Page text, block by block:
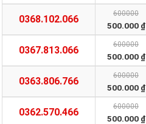
0368.102.066 600000
500.000 ₫
0367.813.066 600000
500.000 ₫
0363.806.766 600000
500.000 ₫
0362.570.466 600000
500.000 ₫